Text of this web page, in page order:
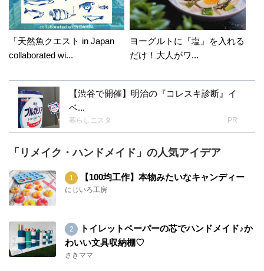
「天然魚クエスト in Japan
collaborated wi...
ヨーグルトに『塩』を入れる
だけ！大人がワ...
【渋谷で開催】明治の『コレスキ診断』イ
ベ...
暮らしニスタ PR
「リメイク・ハンドメイド」の人気アイデア
【100均工作】本物みたいなキャンディー
にじいろ工房
トイレットペーパーの芯でハンドメイド♪か
わいい文具収納棚♡
さきママ